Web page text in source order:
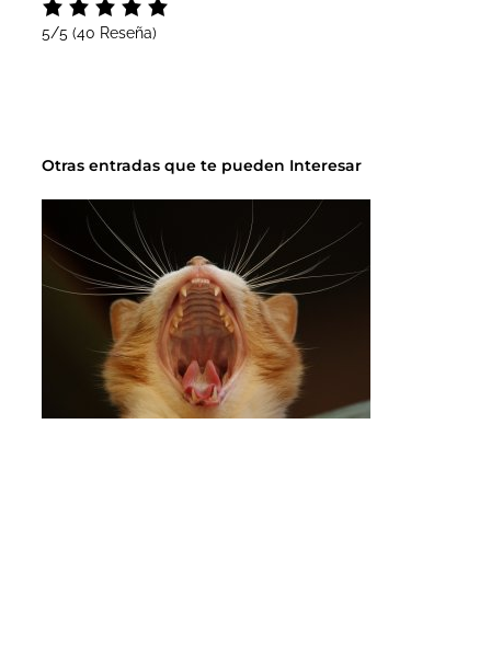
5/5 (40 Reseña)
Otras entradas que te pueden Interesar